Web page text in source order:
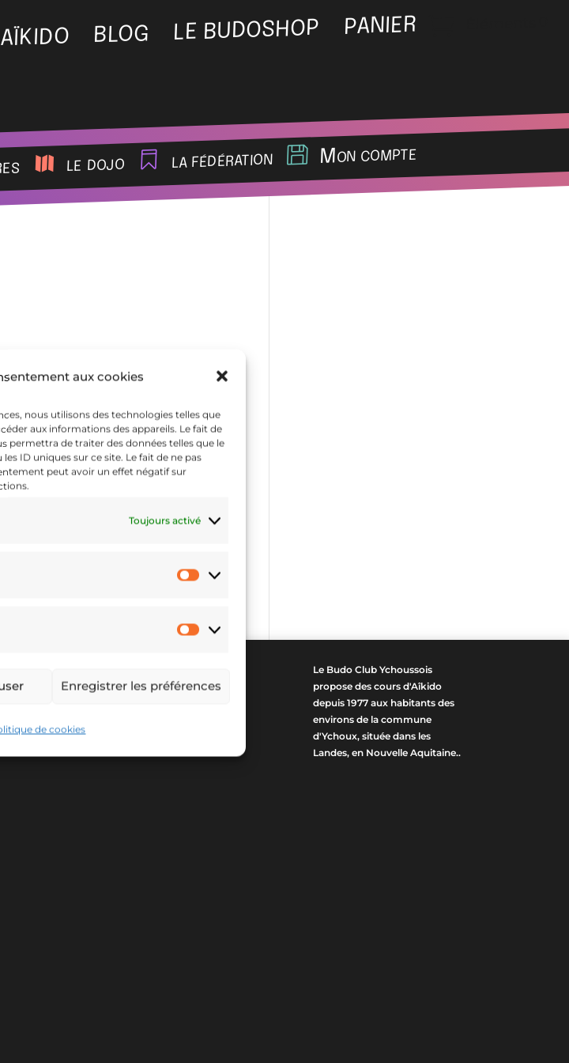
aux cookies
nous utilisons des technologies telles que
aux informations des appareils. Le fait de
permettra de traiter des données telles que le
ID uniques sur ce site. Le fait de ne pas
peut avoir un effet négatif sur
Toujours activé
Marketing
Enregistrer les préférences
de cookies
AÏKIDO BLOG LE BUDOSHOP PANIER
le dojo la fédération Mon compte
Générales de
Le Budo Club Ychoussois
propose des cours d'Aîkido
depuis 1977 aux habitants des
environs de la commune
d'Ychoux, située dans les
Landes, en Nouvelle Aquitaine..